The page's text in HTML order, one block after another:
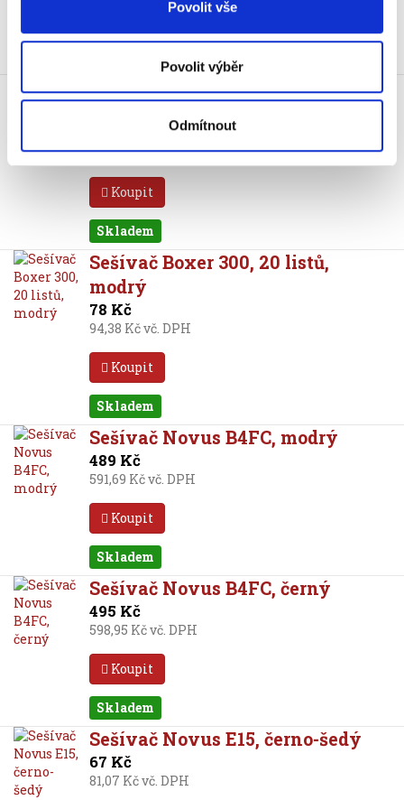
Povolit vše
Povolit výběr
Odmítnout
Koupit
Sešívač Boxer 300, 20 listů,
94,38 Kč vč. DPH
Koupit
Skladem
Sešívač Boxer 300, 20 listů,
modrý
78 Kč
94,38 Kč vč. DPH
Koupit
Skladem
Sešívač Novus B4FC, modrý
489 Kč
591,69 Kč vč. DPH
Koupit
Skladem
Sešívač Novus B4FC, černý
495 Kč
598,95 Kč vč. DPH
Koupit
Skladem
Sešívač Novus E15, černo-šedý
67 Kč
81,07 Kč vč. DPH